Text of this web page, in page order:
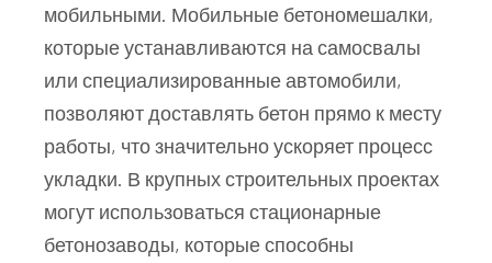
мобильными. Мобильные бетономешалки,
которые устанавливаются на самосвалы
или специализированные автомобили,
позволяют доставлять бетон прямо к месту
работы, что значительно ускоряет процесс
укладки. В крупных строительных проектах
могут использоваться стационарные
бетонозаводы, которые способны